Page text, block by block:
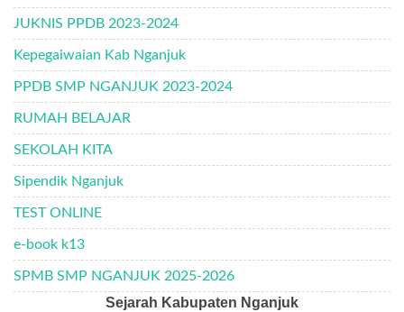
JUKNIS PPDB 2023-2024
Kepegaiwaian Kab Nganjuk
PPDB SMP NGANJUK 2023-2024
RUMAH BELAJAR
SEKOLAH KITA
Sipendik Nganjuk
TEST ONLINE
e-book k13
SPMB SMP NGANJUK 2025-2026
Sejarah Kabupaten Nganjuk